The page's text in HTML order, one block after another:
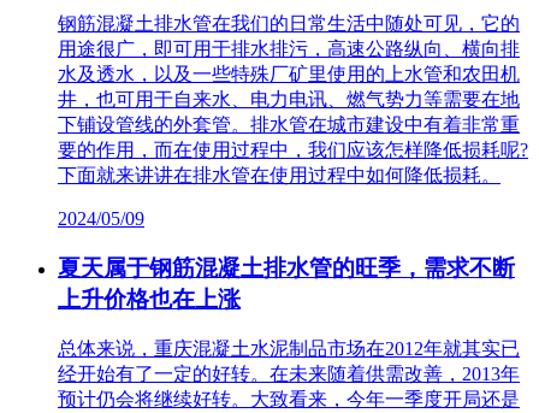
钢筋混凝土排水管在我们的日常生活中随处可见，它的
用途很广，即可用于排水排污，高速公路纵向、横向排
水及透水，以及一些特殊厂矿里使用的上水管和农田机
井，也可用于自来水、电力电讯、燃气势力等需要在地
下铺设管线的外套管。排水管在城市建设中有着非常重
要的作用，而在使用过程中，我们应该怎样降低损耗呢?
下面就来讲讲在排水管在使用过程中如何降低损耗。
2024/05/09
夏天属于钢筋混凝土排水管的旺季，需求不断
上升价格也在上涨
总体来说，重庆混凝土水泥制品市场在2012年就其实已
经开始有了一定的好转。在未来随着供需改善，2013年
预计仍会将继续好转。大致看来，今年一季度开局还是